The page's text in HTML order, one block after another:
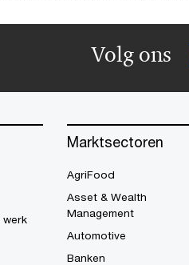
Volg ons
werk
Marktsectoren
AgriFood
Asset & Wealth
Management
Automotive
Banken